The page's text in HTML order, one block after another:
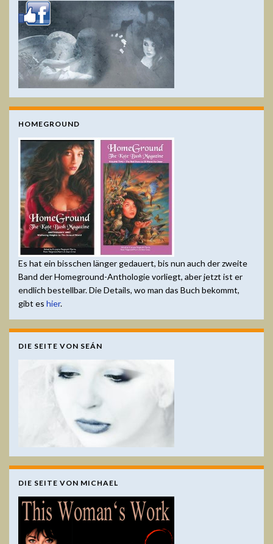
HOMEGROUND
Es hat ein bisschen länger gedauert, bis nun auch der zweite
Band der Homeground-Anthologie vorliegt, aber jetzt ist er
endlich bestellbar. Die Details, wo man das Buch bekommt,
gibt es hier.
DIE SEITE VON SEÁN
DIE SEITE VON MICHAEL